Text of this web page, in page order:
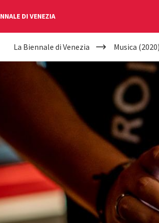
DI VENEZIA
YOUR
ARE
HERE
La Biennale di Venezia Musica (2020)